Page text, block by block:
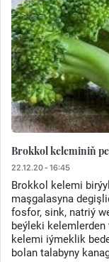
Brokkol keleminiň
22.12.20 - 16:45
Brokkol kelemi
maşgalasyna
fosfor, sink, natriý
beýleki kelemlerden
kelemi iýmeklik
bolan talabyny